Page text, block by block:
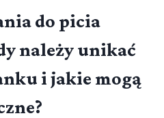
do picia
należy unikać
i jakie mogą